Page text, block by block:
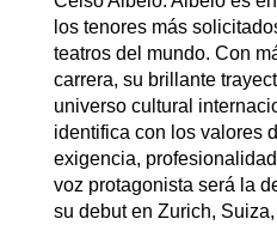
los tenores más
teatros del mundo. Con
carrera, su brillante
universo cultural
identifica con los valores
exigencia,
voz protagonista será la
su debut en Zurich,